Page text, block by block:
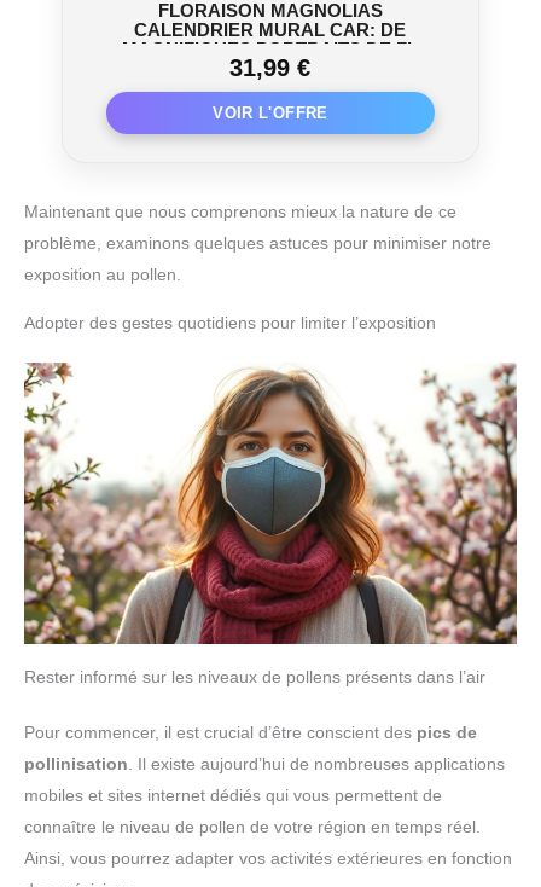
FLORAISON MAGNOLIAS
CALENDRIER MURAL CAR: DE
MAGNIFIQUES PORTRAITS DE FL
31,99 €
Maintenant que nous comprenons mieux la nature de ce
problème, examinons quelques astuces pour minimiser notre
exposition au pollen.
Adopter des gestes quotidiens pour limiter l’exposition
Rester informé sur les niveaux de pollens présents dans l’air
Pour commencer, il est crucial d’être conscient des pics de
pollinisation . Il existe aujourd’hui de nombreuses applications
mobiles et sites internet dédiés qui vous permettent de
connaître le niveau de pollen de votre région en temps réel.
Ainsi, vous pourrez adapter vos activités extérieures en fonction